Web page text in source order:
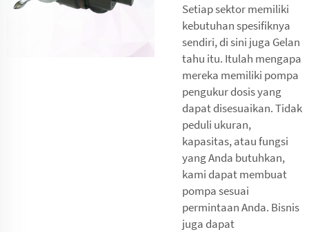
Setiap sektor memiliki
kebutuhan spesifiknya
sendiri, di sini juga Gelan
tahu itu. Itulah mengapa
mereka memiliki pompa
pengukur dosis yang
dapat disesuaikan. Tidak
peduli ukuran,
kapasitas, atau fungsi
yang Anda butuhkan,
kami dapat membuat
pompa sesuai
permintaan Anda. Bisnis
juga dapat